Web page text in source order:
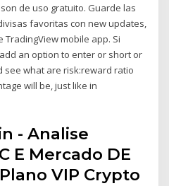
de uso gratuito. Guarde las
favoritas con new updates,
mobile app. Si
an option to enter or short or
see what are risk:reward ratio
will be, just like in
- Analise
E Mercado DE
VIP Crypto